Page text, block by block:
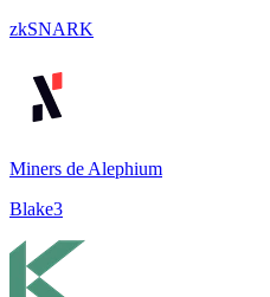
zkSNARK
Miners de Alephium
Blake3